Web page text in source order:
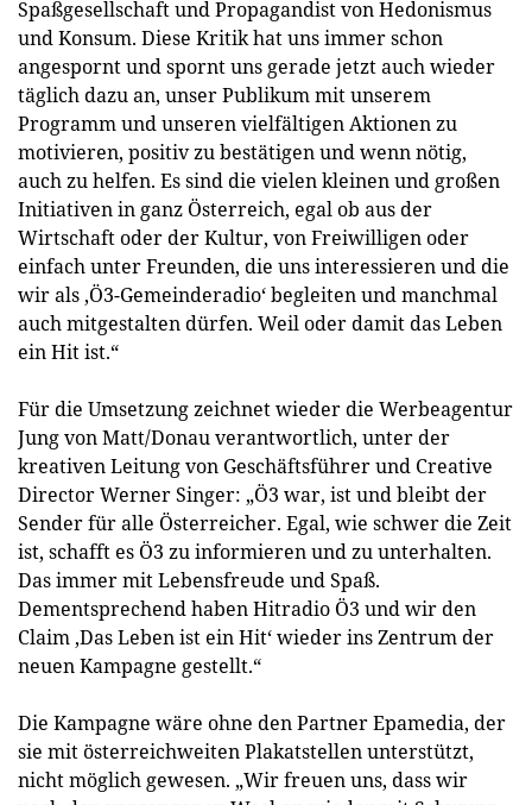
Spaßgesellschaft und Propagandist von Hedonismus
und Konsum. Diese Kritik hat uns immer schon
angespornt und spornt uns gerade jetzt auch wieder
täglich dazu an, unser Publikum mit unserem
Programm und unseren vielfältigen Aktionen zu
motivieren, positiv zu bestätigen und wenn nötig,
auch zu helfen. Es sind die vielen kleinen und großen
Initiativen in ganz Österreich, egal ob aus der
Wirtschaft oder der Kultur, von Freiwilligen oder
einfach unter Freunden, die uns interessieren und die
wir als ‚Ö3-Gemeinderadio‘ begleiten und manchmal
auch mitgestalten dürfen. Weil oder damit das Leben
ein Hit ist.“
Für die Umsetzung zeichnet wieder die Werbeagentur
Jung von Matt/Donau verantwortlich, unter der
kreativen Leitung von Geschäftsführer und Creative
Director Werner Singer: „Ö3 war, ist und bleibt der
Sender für alle Österreicher. Egal, wie schwer die Zeit
ist, schafft es Ö3 zu informieren und zu unterhalten.
Das immer mit Lebensfreude und Spaß.
Dementsprechend haben Hitradio Ö3 und wir den
Claim ‚Das Leben ist ein Hit‘ wieder ins Zentrum der
neuen Kampagne gestellt.“
Die Kampagne wäre ohne den Partner Epamedia, der
sie mit österreichweiten Plakatstellen unterstützt,
nicht möglich gewesen. „Wir freuen uns, dass wir